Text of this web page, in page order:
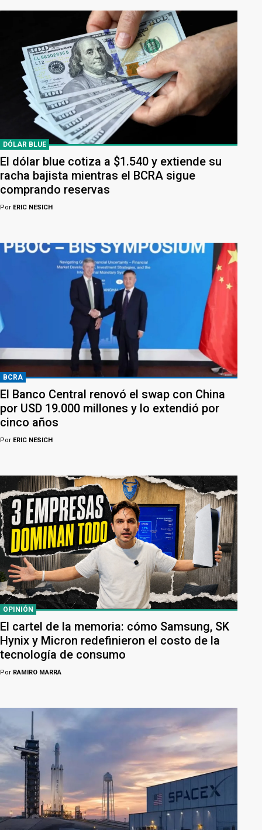
DÓLAR BLUE
El dólar blue cotiza a $1.540 y extiende su
racha bajista mientras el BCRA sigue
comprando reservas
Por ERIC NESICH
BCRA
El Banco Central renovó el swap con China
por USD 19.000 millones y lo extendió por
cinco años
Por ERIC NESICH
OPINIÓN
El cartel de la memoria: cómo Samsung, SK
Hynix y Micron redefinieron el costo de la
tecnología de consumo
Por RAMIRO MARRA